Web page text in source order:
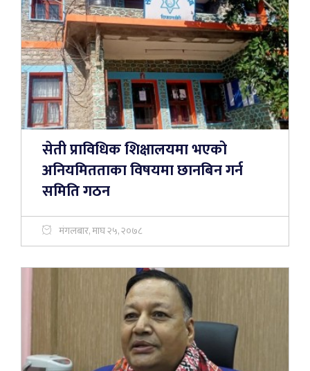
सेती प्राविधिक शिक्षालयमा भएको
अनियमितताका विषयमा छानबिन गर्न
समिति गठन
मंगलबार, माघ २५, २०७८